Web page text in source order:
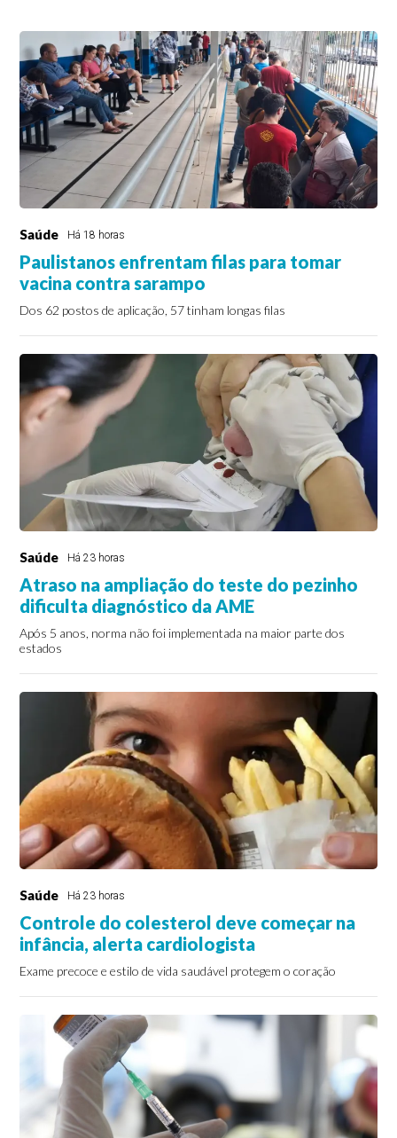
Saúde Há 18 horas
Paulistanos enfrentam filas para tomar
vacina contra sarampo
Dos 62 postos de aplicação, 57 tinham longas filas
Saúde Há 23 horas
Atraso na ampliação do teste do pezinho
dificulta diagnóstico da AME
Após 5 anos, norma não foi implementada na maior parte dos
estados
Saúde Há 23 horas
Controle do colesterol deve começar na
infância, alerta cardiologista
Exame precoce e estilo de vida saudável protegem o coração